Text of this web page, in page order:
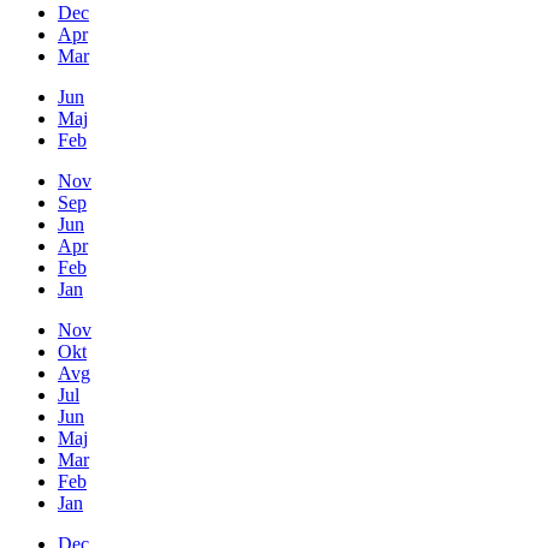
Dec
Apr
Mar
Jun
Maj
Feb
Nov
Sep
Jun
Apr
Feb
Jan
Nov
Okt
Avg
Jul
Jun
Maj
Mar
Feb
Jan
Dec